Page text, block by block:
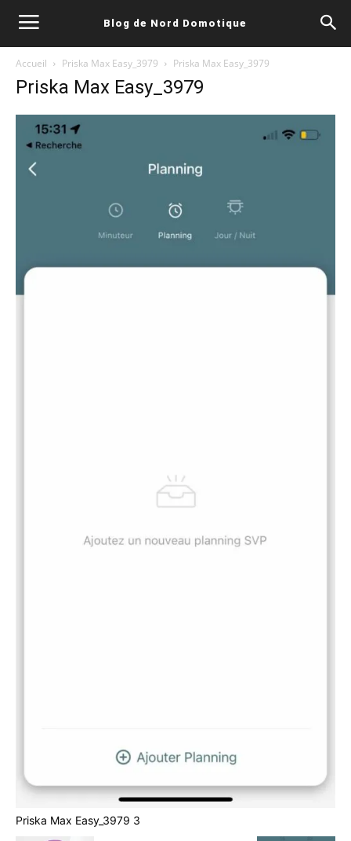
Blog de Nord Domotique
Accueil Priska Max Easy_3979 Priska Max Easy_3979
Priska Max Easy_3979
Priska Max Easy_3979 3